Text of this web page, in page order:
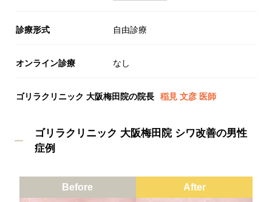
診療形式 自由診療
オンライン診療 なし
ゴリラクリニック 大阪梅田院の院長 稲見 文彦 医師
ゴリラクリニック 大阪梅田院 シワ改善の男性
症例
Before After